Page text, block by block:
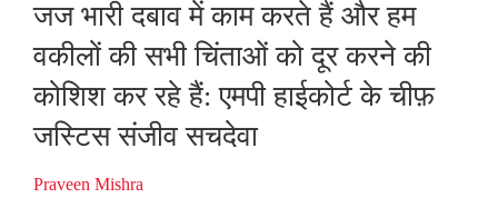
जज भारी दबाव में काम करते हैं और हम
वकीलों की सभी चिंताओं को दूर करने की
कोशिश कर रहे हैं: एमपी हाईकोर्ट के चीफ़
जस्टिस संजीव सचदेवा
Praveen Mishra